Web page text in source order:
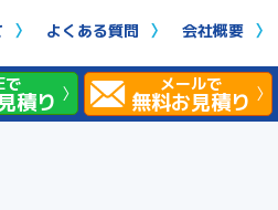
よくある質問 会社概要
で
積り
メールで
無料お見積り